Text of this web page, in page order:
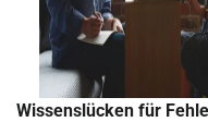
Wissenslücken für